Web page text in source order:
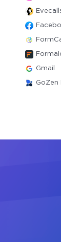
Gmail
GoZen